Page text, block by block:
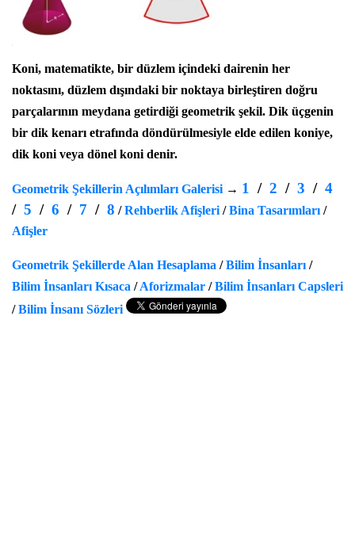
Koni, matematikte, bir düzlem içindeki dairenin her
noktasını, düzlem dışındaki bir noktaya birleştiren doğru
parçalarının meydana getirdiği geometrik şekil. Dik üçgenin
bir dik kenarı etrafında döndürülmesiyle elde edilen koniye,
dik koni veya dönel koni denir.
Geometrik Şekillerin Açılımları Galerisi → 1 / 2 / 3 / 4
/ 5 / 6 / 7 / 8 /Rehberlik Afişleri /Bina Tasarımları /
Afişler
Geometrik Şekillerde Alan Hesaplama /Bilim İnsanları /
Bilim İnsanları Kısaca /Aforizmalar /Bilim İnsanları Capsleri
/Bilim İnsanı Sözleri